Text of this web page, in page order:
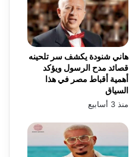
هاني شنودة يكشف سر تلحينه
قصائد مدح الرسول ويؤكد
أهمية أقباط مصر في هذا
السياق
منذ 3 أسابيع